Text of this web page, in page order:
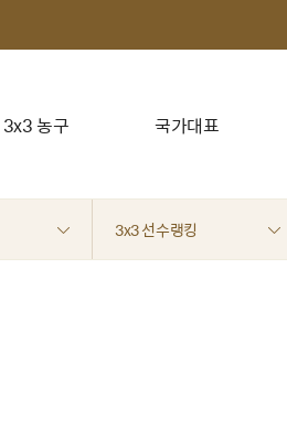
3x3 농구 국가대표
3x3 선수랭킹